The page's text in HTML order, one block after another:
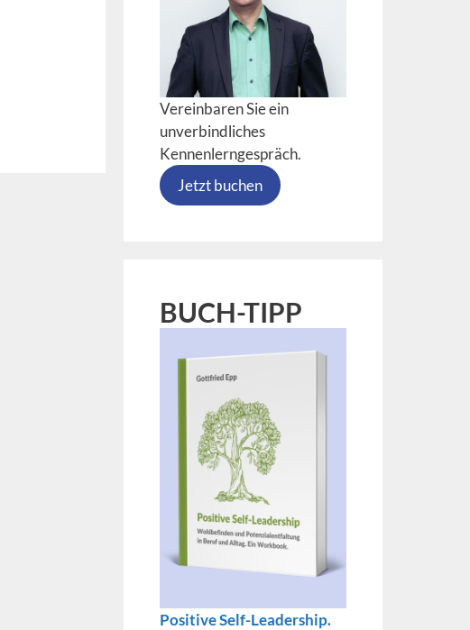
Vereinbaren Sie ein
unverbindliches
Kennenlerngespräch.
Jetzt buchen
BUCH-TIPP
Positive Self-Leadership.